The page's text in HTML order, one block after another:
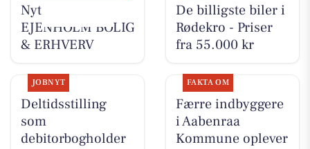
Nyt fra
EJENHOLM BOLIG
& ERHVERV
De billigste biler i
Rødekro - Priser
fra 55.000 kr
JOBNYT
Deltidsstilling
som
debitorbogholder
FAKTA OM
Færre indbyggere
i Aabenraa
Kommune oplever